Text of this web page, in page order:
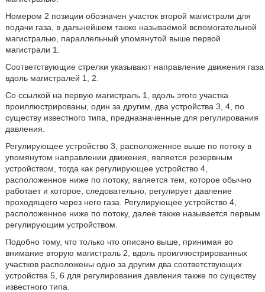
Номером 2 позиции обозначен участок второй магистрали для
подачи газа, в дальнейшем также называемой вспомогательной
магистралью, параллельный упомянутой выше первой
магистрали 1.
Соответствующие стрелки указывают направление движения газа
вдоль магистралей 1, 2.
Со ссылкой на первую магистраль 1, вдоль этого участка
проиллюстрированы, один за другим, два устройства 3, 4, по
существу известного типа, предназначенные для регулирования
давления.
Регулирующее устройство 3, расположенное выше по потоку в
упомянутом направлении движения, является резервным
устройством, тогда как регулирующее устройство 4,
расположенное ниже по потоку, является тем, которое обычно
работает и которое, следовательно, регулирует давление
проходящего через него газа. Регулирующее устройство 4,
расположенное ниже по потоку, далее также называется первым
регулирующим устройством.
Подобно тому, что только что описано выше, принимая во
внимание вторую магистраль 2, вдоль проиллюстрированных
участков расположены одно за другим два соответствующих
устройства 5, 6 для регулирования давления также по существу
известного типа.